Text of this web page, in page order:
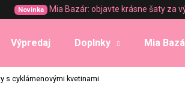
Novinka Mia Bazár: objavte krásne šaty za
Výpredaj Doplnky Mia
s cyklámenovými kvetinami
Čo potrebujete nájsť?